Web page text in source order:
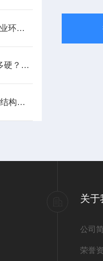
可编程逻辑控制器是为工业环境设计的数字运算控制系统
《流浪地球2》的科技有多硬？工业移动机器人首登大银幕
详细解析CPU模块的内部结构及其功能
关于
公司
荣誉